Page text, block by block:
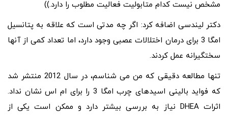
مشخص نیست کدام متابولیت فعالیت مطلوب را دارد.))
دکتر لیندسی اضافه کرد: اگر چه مدتی است که علاقه به پتانسیل
امگا 3 برای درمان اختلالات عصبی وجود دارد، اما تعداد کمی از آنها
سختگیرانه عمل کردند.
تنها مطالعه دقیقی که من می شناسم، در سال 2012 منتشر شد
که فواید بالینی اسیدهای چرب امگا 3 را برای ام اس نشان نداد.
اثرات DHEA نیاز به بررسی بیشتر دارد و ممکن است یکی از